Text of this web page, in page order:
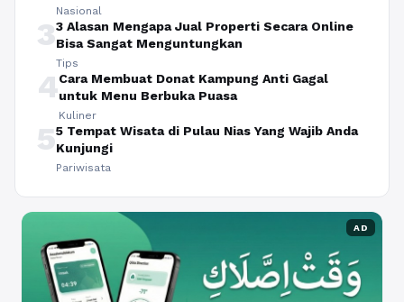
Nasional
33 Alasan Mengapa Jual Properti Secara Online
Bisa Sangat Menguntungkan
Tips
4Cara Membuat Donat Kampung Anti Gagal
untuk Menu Berbuka Puasa
Kuliner
55 Tempat Wisata di Pulau Nias Yang Wajib Anda
Kunjungi
Pariwisata
AD